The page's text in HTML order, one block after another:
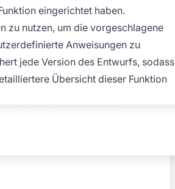
eingerichtet haben.
zu nutzen, um die vorgeschlagene
Anweisungen zu
jede Version des Entwurfs, sodass
Übersicht dieser Funktion